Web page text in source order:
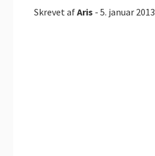
Skrevet afAris -5. januar 2013